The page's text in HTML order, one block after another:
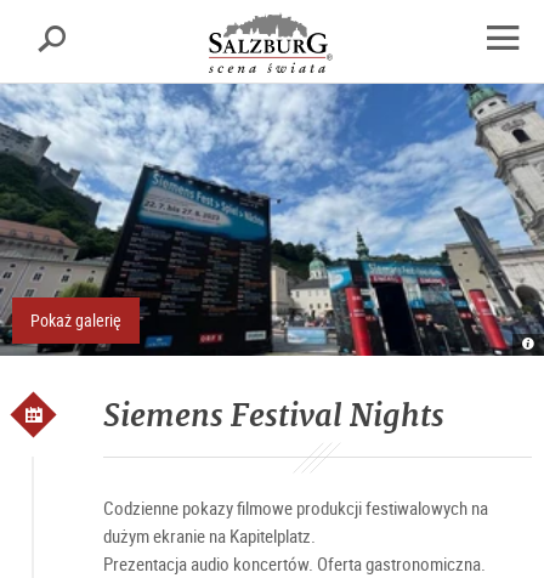
sr.skipnav.Zum
Inhalt
springen
sr.skipnav.Zum
Hauptmenü
springen
sr.skipnav.Zu
den
Kontaktinformationen
Szukaj
Pokaż galerię
Siemens Festival Nights
Codzienne pokazy filmowe produkcji festiwalowych na
dużym ekranie na Kapitelplatz.
Prezentacja audio koncertów. Oferta gastronomiczna.